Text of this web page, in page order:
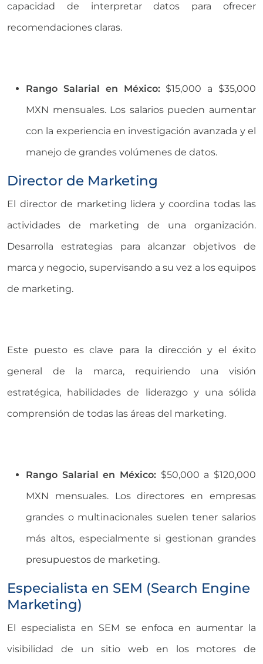
capacidad de interpretar datos para ofrecer
recomendaciones claras.
Rango Salarial en México:$15,000 a $35,000
MXN mensuales. Los salarios pueden aumentar
con la experiencia en investigación avanzada y el
manejo de grandes volúmenes de datos.
Director de Marketing
El director de marketing lidera y coordina todas las
actividades de marketing de una organización.
Desarrolla estrategias para alcanzar objetivos de
marca y negocio, supervisando a su vez a los equipos
de marketing.
Este puesto es clave para la dirección y el éxito
general de la marca, requiriendo una visión
estratégica, habilidades de liderazgo y una sólida
comprensión de todas las áreas del marketing.
Rango Salarial en México: $50,000 a $120,000
MXN mensuales. Los directores en empresas
grandes o multinacionales suelen tener salarios
más altos, especialmente si gestionan grandes
presupuestos de marketing.
Especialista en SEM (Search Engine
Marketing)
El especialista en SEM se enfoca en aumentar la
visibilidad de un sitio web en los motores de